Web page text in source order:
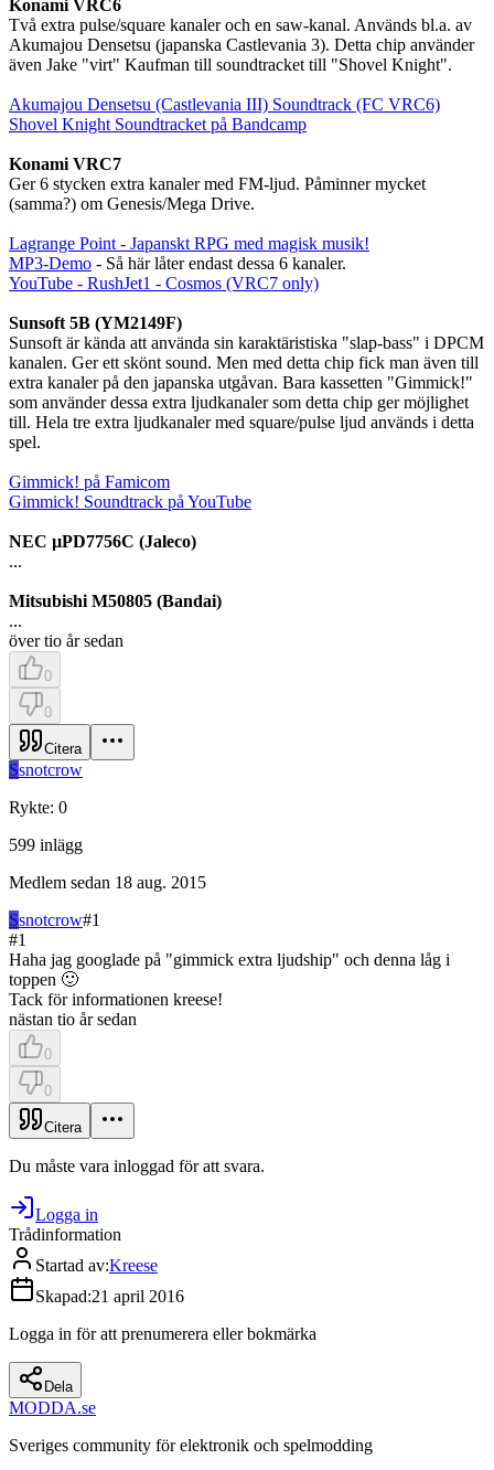
Konami VRC6
Två extra pulse/square kanaler och en saw-kanal. Används bl.a. av
Akumajou Densetsu (japanska Castlevania 3). Detta chip använder
även Jake "virt" Kaufman till soundtracket till "Shovel Knight".
Akumajou Densetsu (Castlevania III) Soundtrack (FC VRC6)
Shovel Knight Soundtracket på Bandcamp
Konami VRC7
Ger 6 stycken extra kanaler med FM-ljud. Påminner mycket
(samma?) om Genesis/Mega Drive.
Lagrange Point - Japanskt RPG med magisk musik!
MP3-Demo - Så här låter endast dessa 6 kanaler.
YouTube - RushJet1 - Cosmos (VRC7 only)
Sunsoft 5B (YM2149F)
Sunsoft är kända att använda sin karaktäristiska "slap-bass" i DPCM
kanalen. Ger ett skönt sound. Men med detta chip fick man även till
extra kanaler på den japanska utgåvan. Bara kassetten "Gimmick!"
som använder dessa extra ljudkanaler som detta chip ger möjlighet
till. Hela tre extra ljudkanaler med square/pulse ljud används i detta
spel.
Gimmick! på Famicom
Gimmick! Soundtrack på YouTube
NEC µPD7756C (Jaleco)
...
Mitsubishi M50805 (Bandai)
...
över tio år sedan
0
0
Citera
Ssnotcrow
Rykte: 0
599 inlägg
Medlem sedan 18 aug. 2015
Ssnotcrow#1
#1
Haha jag googlade på "gimmick extra ljudship" och denna låg i
toppen 🙂
Tack för informationen kreese!
nästan tio år sedan
0
0
Citera
Du måste vara inloggad för att svara.
Logga in
Trådinformation
Startad av:Kreese
Skapad:21 april 2016
Logga in för att prenumerera eller bokmärka
Dela
MODDA.se
Sveriges community för elektronik och spelmodding